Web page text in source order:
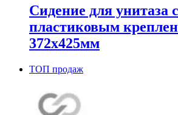
Сидение для унитаза с
пластиковым
372х425мм
ТОП продаж